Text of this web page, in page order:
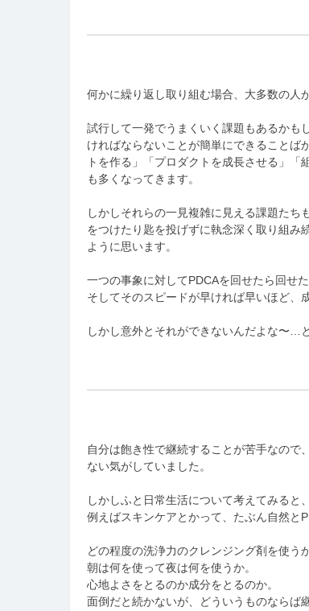
何かに繰り返し取り組む場合、大多数の人
試行して一発でうまくいく課題もあるかも
ければならないことが簡単にできることば
トを作る」「プロダクトを成長させる」
も多くなってきます。
しかしそれらの一見複雑に見える課題たち
をつけたり匙を投げずに執念深く取り組み
ように思います。
一つの事象に対してPDCAを回せたら回せ
そしてそのスピードが早ければ早いほど、
しかし意外とそれができないんだよな〜…
自分は飽き性で継続することが苦手なので
ない気がしていました。
しかしふと日常生活について考えてみると
例えばスキンケアとかって、たぶん自然と
どの程度の洗浄力のクレンジング剤を使うか
朝は何を使って夜は何を使うか。
心地よさをとるのか成分をとるのか。
面倒だと続かないが、どういうものならば